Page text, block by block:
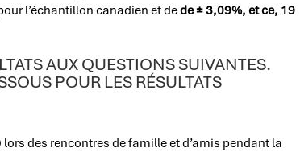
l’échantillon canadien et dede ± 3,09%, et ce, 19
AUX QUESTIONS SUIVANTES.
POUR LES RÉSULTATS
lors des rencontres de famille et d’amis pendant la